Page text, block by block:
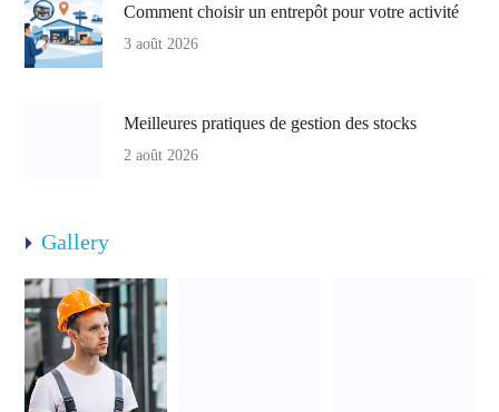
Comment choisir un entrepôt pour votre activité
3 août 2026
Meilleures pratiques de gestion des stocks
2 août 2026
Gallery